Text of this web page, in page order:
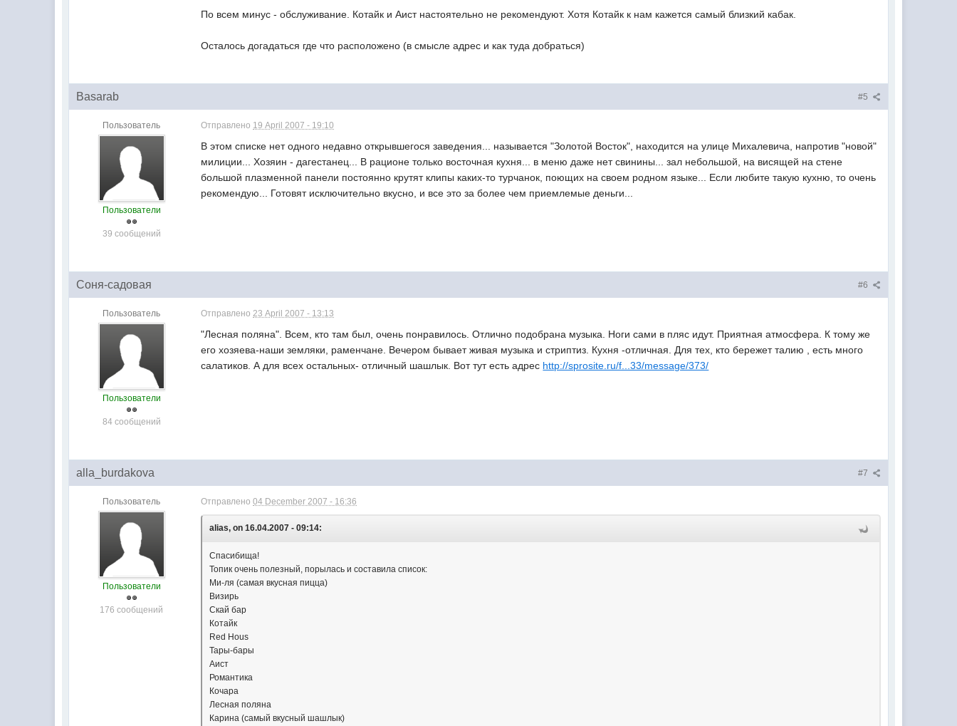
По всем минус - обслуживание. Котайк и Аист настоятельно не рекомендуют. Хотя Котайк к нам кажется самый близкий кабак.
Осталось догадаться где что расположено (в смысле адрес и как туда добраться)
#5
Basarab
Пользователь
Пользователи
39 сообщений
Отправлено 19 April 2007 - 19:10
В этом списке нет одного недавно открывшегося заведения... называется "Золотой Восток", находится на улице Михалевича, напротив "новой"
милиции... Хозяин - дагестанец... В рационе только восточная кухня... в меню даже нет свинины... зал небольшой, на висящей на стене
большой плазменной панели постоянно крутят клипы каких-то турчанок, поющих на своем родном языке... Если любите такую кухню, то очень
рекомендую... Готовят исключительно вкусно, и все это за более чем приемлемые деньги...
#6
Соня-садовая
Пользователь
Пользователи
84 сообщений
Отправлено23 April 2007 - 13:13
"Лесная поляна". Всем, кто там был, очень понравилось. Отлично подобрана музыка. Ноги сами в пляс идут. Приятная атмосфера. К тому же
его хозяева-наши земляки, раменчане. Вечером бывает живая музыка и стриптиз. Кухня -отличная. Для тех, кто бережет талию , есть много
салатиков. А для всех остальных- отличный шашлык. Вот тут есть адрес http://sprosite.ru/f...33/message/373/
#7
alla_burdakova
Пользователь
Пользователи
176 сообщений
Отправлено04 December 2007 - 16:36
alias, on 16.04.2007 - 09:14:
Спасибища!
Топик очень полезный, порылась и составила список:
Ми-ля (самая вкусная пицца)
Визирь
Скай бар
Котайк
Red Hous
Тары-бары
Аист
Романтика
Кочара
Лесная поляна
Карина (самый вкусный шашлык)